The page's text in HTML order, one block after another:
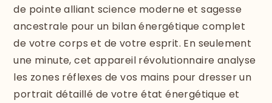
de pointe alliant science moderne et sagesse
ancestrale pour un bilan énergétique complet
de votre corps et de votre esprit. En seulement
une minute, cet appareil révolutionnaire analyse
les zones réflexes de vos mains pour dresser un
portrait détaillé de votre état énergétique et